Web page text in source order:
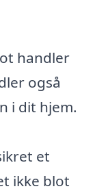
handler
også
i dit hjem.
et
ikke blot